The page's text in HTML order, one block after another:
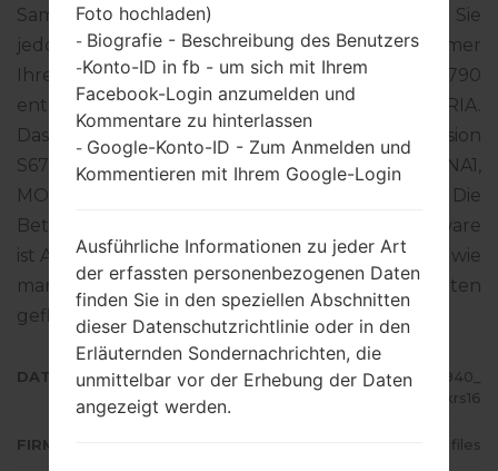
Samsung Galaxy Fame Lite herunter. Vergessen Sie
jedoch nicht zu überprüfen, ob die Modellnummer
Ihres Smartphones dem angegebenen GT-S6790
entspricht. Der Firmware-Code ECT ist für NIGERIA.
Das Produkt wird mit der PDA-Version
S6790XXANA2 und CSC-Version S6790OJVANA1,
MODEM-Version S6790XXAMI1 geliefert. Die
Betriebssystemversion der angegebenen Firmware
ist Android Jelly Bean 4.1.2. Detalierte Anleitung, wie
man die Standart - Firmware auf Samsung-Geräten
geflascht wird,
gibt es hier
DATEINAME
GT-S6790_ECT_1_20140829161940_
b6jl8krs16
FIRMWARE TYP 4 files
Foto hochladen)
- Biografie - Beschreibung des Benutzers
-Konto-ID in fb - um sich mit Ihrem
Facebook-Login anzumelden und
Kommentare zu hinterlassen
- Google-Konto-ID - Zum Anmelden und
Kommentieren mit Ihrem Google-Login
Ausführliche Informationen zu jeder Art
der erfassten personenbezogenen Daten
finden Sie in den speziellen Abschnitten
dieser Datenschutzrichtlinie oder in den
Erläuternden Sondernachrichten, die
unmittelbar vor der Erhebung der Daten
angezeigt werden.